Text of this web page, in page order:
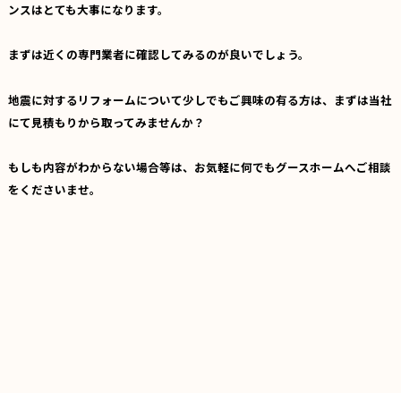
ンスはとても大事になります。
まずは近くの専門業者に確認してみるのが良いでしょう。
地震に対するリフォームについて少しでもご興味の有る方は、まずは当社
にて見積もりから取ってみませんか？
もしも内容がわからない場合等は、お気軽に何でもグースホームへご相談
をくださいませ。